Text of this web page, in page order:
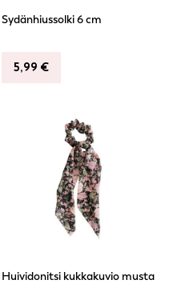
Sydänhiussolki 6 cm
5,99 €
Huividonitsi kukkakuvio musta